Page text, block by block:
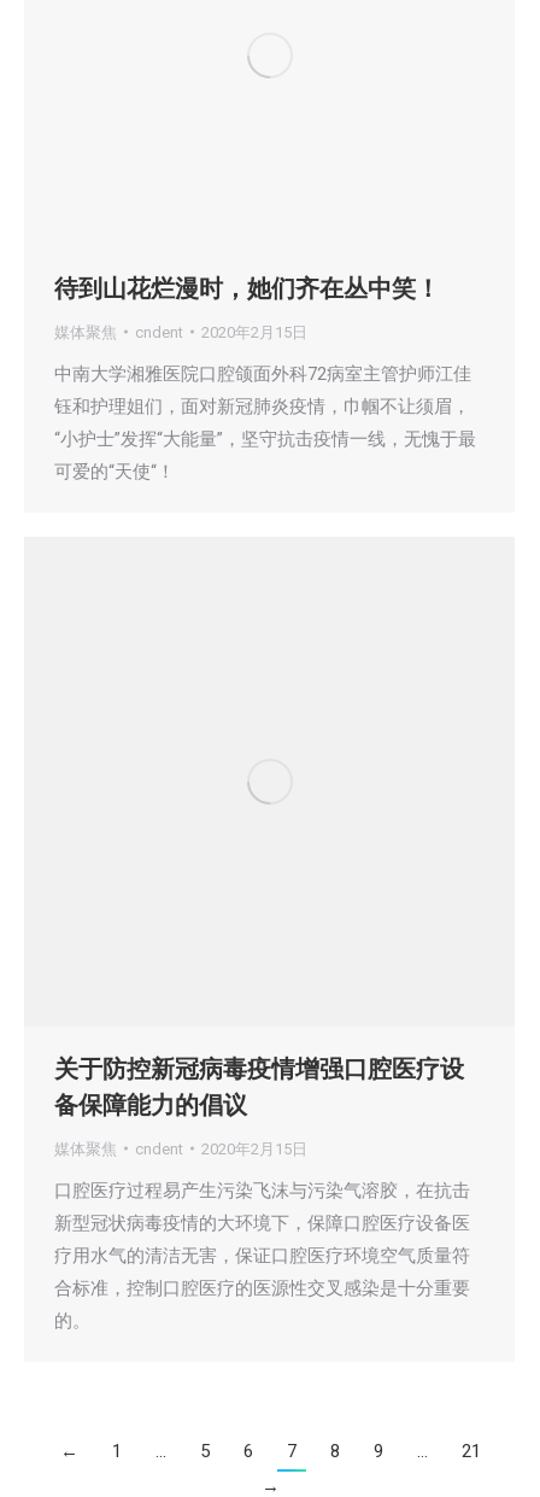
待到山花烂漫时，她们齐在丛中笑！
媒体聚焦 cndent 2020年2月15日
中南大学湘雅医院口腔颌面外科72病室主管护师江佳
钰和护理姐们，面对新冠肺炎疫情，巾帼不让须眉，
“小护士”发挥“大能量”，坚守抗击疫情一线，无愧于最
可爱的“天使“！
关于防控新冠病毒疫情增强口腔医疗设
备保障能力的倡议
媒体聚焦 cndent 2020年2月15日
口腔医疗过程易产生污染飞沫与污染气溶胶，在抗击
新型冠状病毒疫情的大环境下，保障口腔医疗设备医
疗用水气的清洁无害，保证口腔医疗环境空气质量符
合标准，控制口腔医疗的医源性交叉感染是十分重要
的。
← 1 … 5 6 7 8 9 …
21
→